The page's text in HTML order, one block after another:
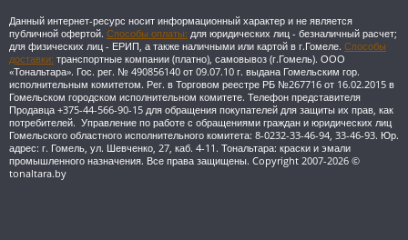
Данный интернет-ресурс носит информационный характер и не является
публичной офертой. Способы оплаты: для юридических лиц - безналичный расчет;
для физических лиц - ЕРИП, а также наличными или картой в г.Гомеле. Способы
доставки: транспортные компании (платно), самовывоз (г.Гомель). ООО
«Тональтара». Гос. рег. № 490856140 от 09.07.10 г. выдана Гомельским гор.
исполнительным комитетом. Рег. в Торговом реестре РБ №267716 от 16.02.2015 в
Гомельском городском исполнительном комитете. Телефон представителя
Продавца +375-44-566-90-15 для обращения покупателей для защиты их прав, как
потребителей. Управление по работе с обращениями граждан и юридических лиц
Гомельского областного исполнительного комитета: 8-0232-33-46-94, 33-46-93. Юр.
адрес: г. Гомель, ул. Шевченко, 27, каб. 4-11. Тональтара: краски и эмали
промышленного назначения. Все права защищены. Copyright 2007-2026 ©
tonaltara.by